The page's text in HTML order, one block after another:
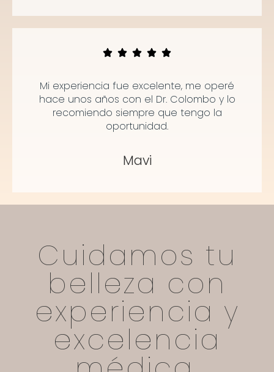
Mi experiencia fue excelente, me operé
hace unos años con el Dr. Colombo y lo
recomiendo siempre que tengo la
oportunidad.
Mavi
Cuidamos tu
belleza con
experiencia y
excelencia